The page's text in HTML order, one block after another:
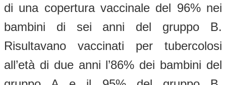
di una copertura vaccinale del 96% nei
bambini di sei anni del gruppo B.
Risultavano vaccinati per tubercolosi
all’età di due anni l’86% dei bambini del